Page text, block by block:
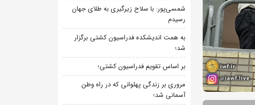
شمسی‌پور: با سلاح زیرگیری به طلای جهان
رسیدم
به همت اندیشکده فدراسیون کشتی برگزار
شد؛
بر اساس تقویم فدراسیون کشتی؛
مروری بر زندگی پهلوانی که در راه وطن
آسمانی شد؛